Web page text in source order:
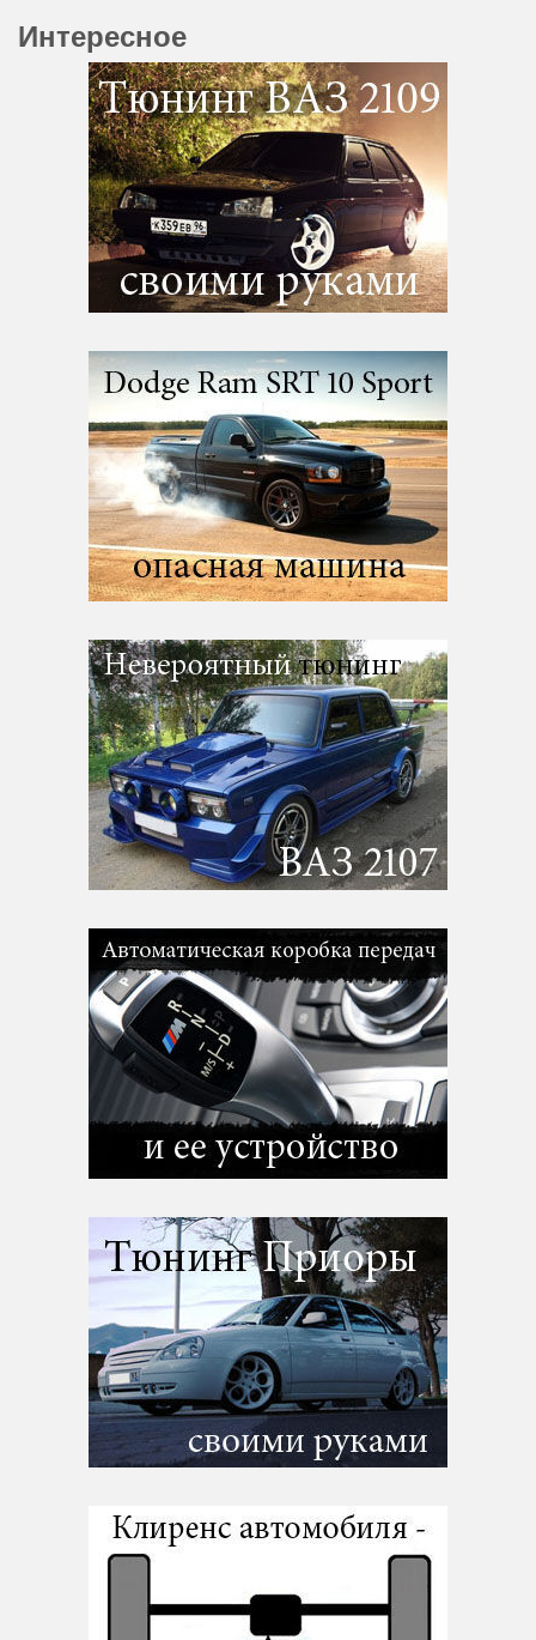
Интересное